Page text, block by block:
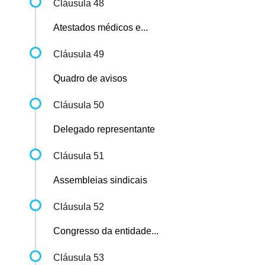
Cláusula 48
Atestados médicos e...
Cláusula 49
Quadro de avisos
Cláusula 50
Delegado representante
Cláusula 51
Assembleias sindicais
Cláusula 52
Congresso da entidade...
Cláusula 53